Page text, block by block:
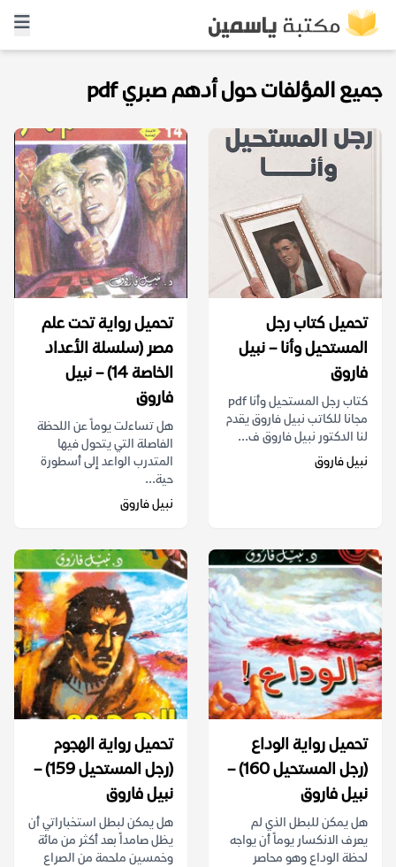
جميع المؤلفات حول أدهم صبري pdf
تحميل كتاب رجل
المستحيل وأنا – نبيل
فاروق
كتاب رجل المستحيل وأنا pdf
مجانا للكاتب نبيل فاروق يقدم
لنا الدكتور نبيل فاروق ف...
نبيل فاروق
تحميل رواية تحت علم
مصر (سلسلة الأعداد
الخاصة 14) – نبيل
فاروق
هل تساءلت يوماً عن اللحظة
الفاصلة التي يتحول فيها
المتدرب الواعد إلى أسطورة
حية...
نبيل فاروق
تحميل رواية الوداع
(رجل المستحيل 160) –
نبيل فاروق
هل يمكن للبطل الذي لم
يعرف الانكسار يوماً أن يواجه
لحظة الوداع وهو محاصر
تحميل رواية الهجوم
(رجل المستحيل 159) –
نبيل فاروق
هل يمكن لبطل استخباراتي أن
يظل صامداً بعد أكثر من مائة
وخمسين ملحمة من الصراع